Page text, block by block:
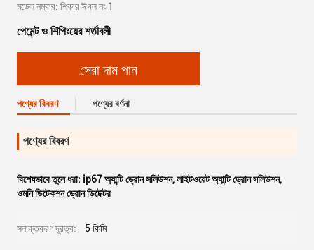
মডেল নম্বার: শিকার ঈগল নং 1
পেমেন্ট ও শিপিংয়ের শর্তাবলী
সেরা দাম পান
পণ্যের বিবরণ পণ্যের বর্ণনা
পণ্যের বিবরণ
বিশেষভাবে তুলে ধরা: ip67 অ্যান্টি ড্রোন সলিউশন,লাইটওয়েট অ্যান্টি ড্রোন সলিউশন,
ওমনি ডিটেকশন ড্রোন ডিটেক্টর
সনাক্তকরণ দূরত্ব: 5 কিমি